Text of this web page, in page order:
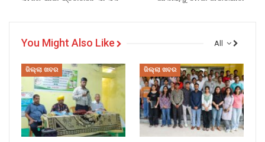
All
You Might Also Like
ଜିଲ୍ଲା ଖବର ଜିଲ୍ଲା ଖବର